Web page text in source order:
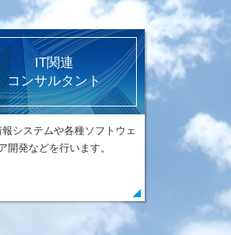
IT関連
コンサルタント
システムや各種ソフトウェ
開発などを行います。